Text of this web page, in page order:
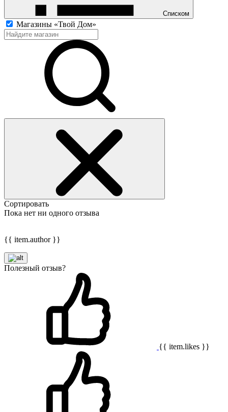
Списком
Магазины «Твой Дом»
Сортировать
Пока нет ни одного отзыва
{{ item.author }}
Полезный отзыв?
{{ item.likes }}